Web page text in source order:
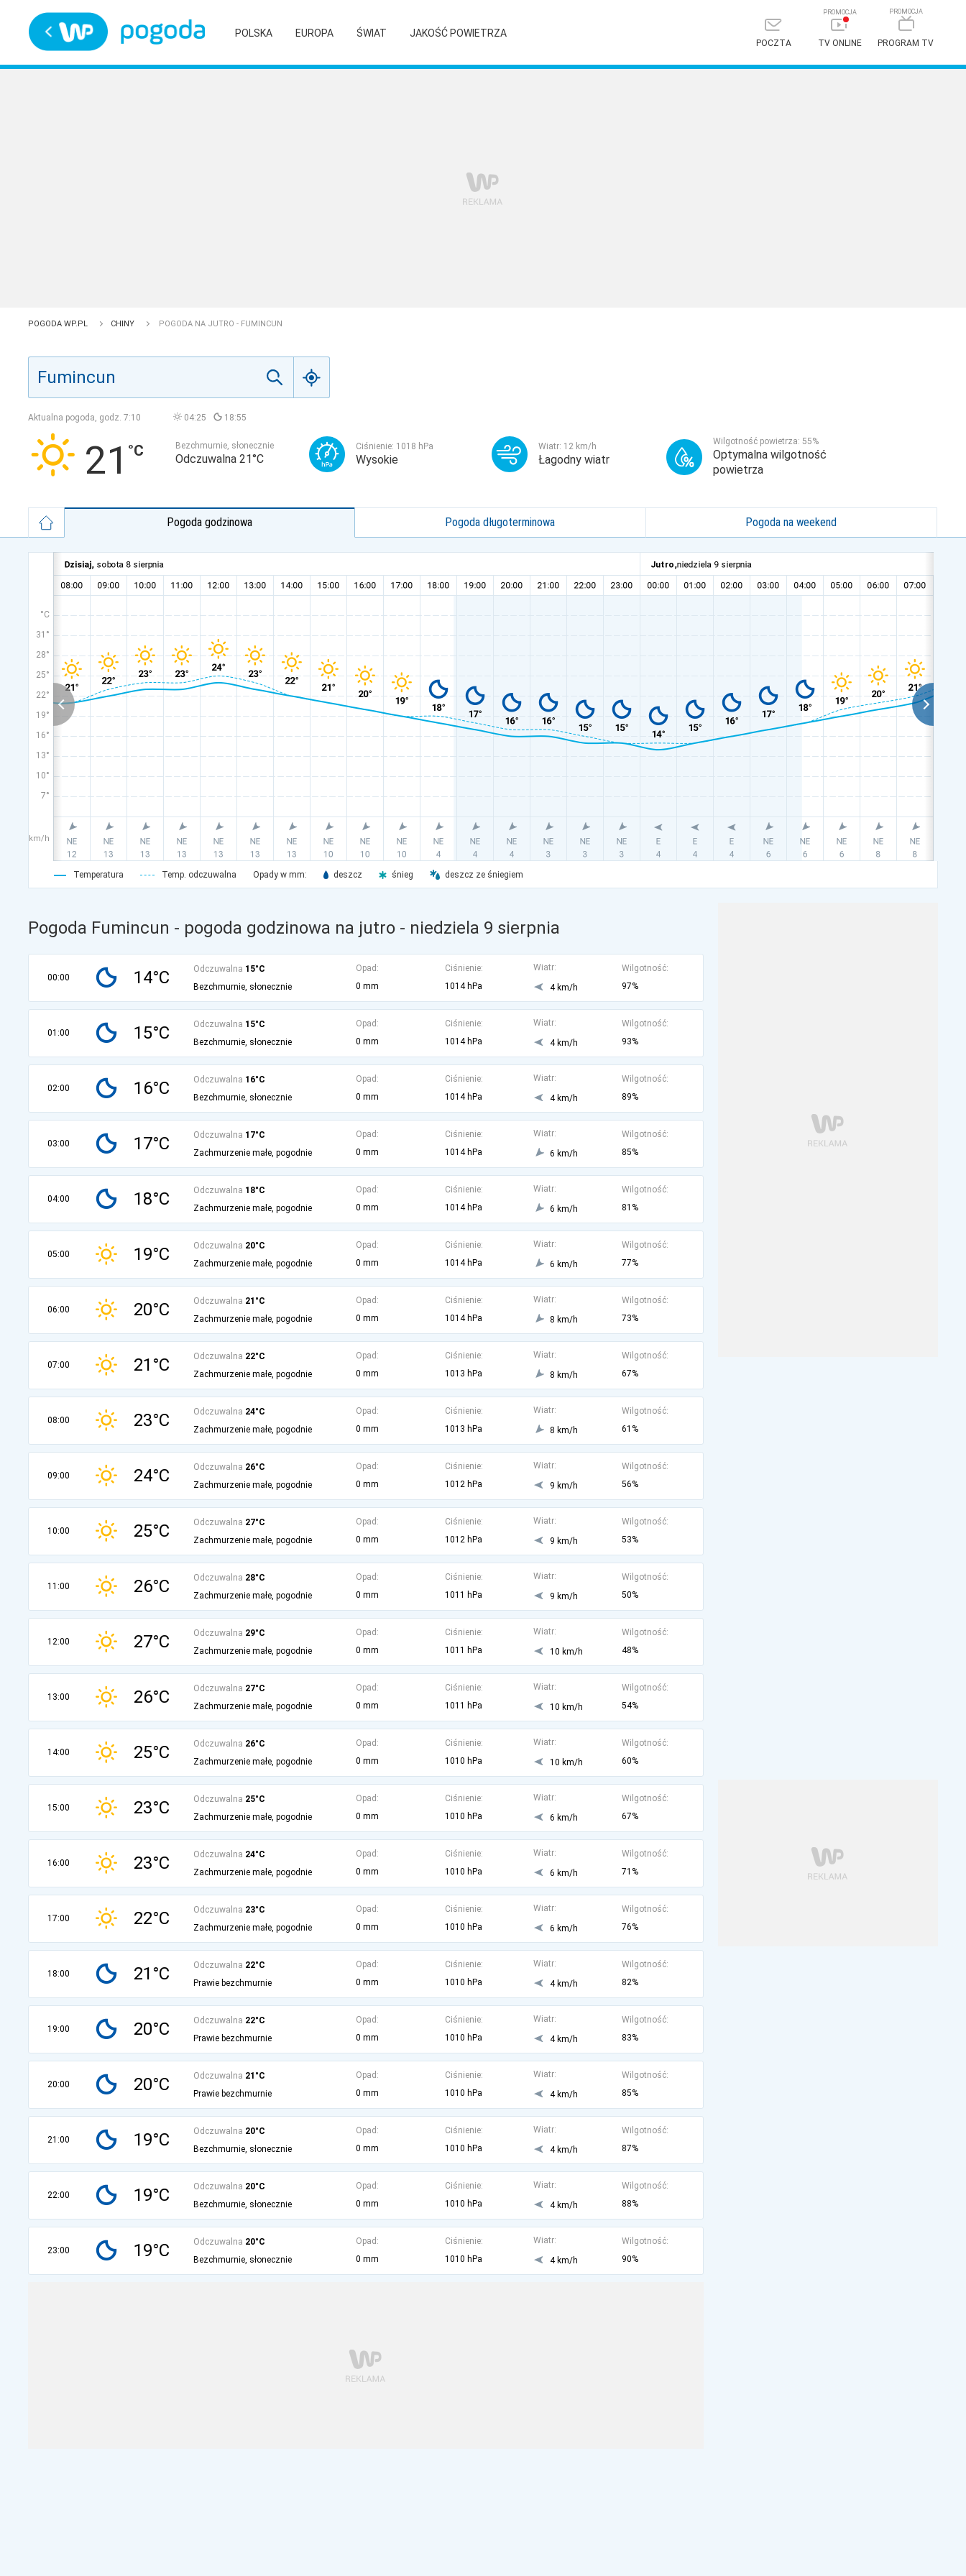
POLSKA EUROPA ŚWIAT JAKOŚĆ POWIETRZA
POCZTA TV ONLINE PROGRAM TV
POGODA WP.PL CHINY POGODA NA JUTRO - FUMINCUN
Aktualna pogoda, godz. 7:10 04:25 18:55
21 Bezchmurnie, słonecznie
Odczuwalna 21°C
Ciśnienie: 1018 hPa
Wysokie
Wiatr: 12 km/h
Łagodny wiatr
Wilgotność powietrza: 55%
Optymalna wilgotność
powietrza
Pogoda godzinowa Pogoda długoterminowa Pogoda na weekend
°C
31°
28°
25°
22°
19°
16°
13°
10°
7°
km/h
Temperatura Temp. odczuwalna Opady w mm: deszcz śnieg deszcz ze śniegiem
Pogoda Fumincun - pogoda godzinowa na jutro - niedziela 9 sierpnia
00:00 14°C Odczuwalna 15°C
Bezchmurnie, słonecznie
Opad:
0 mm
Ciśnienie:
1014 hPa
Wiatr:
4 km/h
Wilgotność:
97%
01:00 15°C Odczuwalna 15°C
Bezchmurnie, słonecznie
Opad:
0 mm
Ciśnienie:
1014 hPa
Wiatr:
4 km/h
Wilgotność:
93%
02:00 16°C Odczuwalna 16°C
Bezchmurnie, słonecznie
Opad:
0 mm
Ciśnienie:
1014 hPa
Wiatr:
4 km/h
Wilgotność:
89%
03:00 17°C Odczuwalna 17°C
Zachmurzenie małe, pogodnie
Opad:
0 mm
Ciśnienie:
1014 hPa
Wiatr:
6 km/h
Wilgotność:
85%
04:00 18°C Odczuwalna 18°C
Zachmurzenie małe, pogodnie
Opad:
0 mm
Ciśnienie:
1014 hPa
Wiatr:
6 km/h
Wilgotność:
81%
05:00 19°C Odczuwalna 20°C
Zachmurzenie małe, pogodnie
Opad:
0 mm
Ciśnienie:
1014 hPa
Wiatr:
6 km/h
Wilgotność:
77%
06:00 20°C Odczuwalna 21°C
Zachmurzenie małe, pogodnie
Opad:
0 mm
Ciśnienie:
1014 hPa
Wiatr:
8 km/h
Wilgotność:
73%
07:00 21°C Odczuwalna 22°C
Zachmurzenie małe, pogodnie
Opad:
0 mm
Ciśnienie:
1013 hPa
Wiatr:
8 km/h
Wilgotność:
67%
08:00 23°C Odczuwalna 24°C
Zachmurzenie małe, pogodnie
Opad:
0 mm
Ciśnienie:
1013 hPa
Wiatr:
8 km/h
Wilgotność:
61%
09:00 24°C Odczuwalna 26°C
Zachmurzenie małe, pogodnie
Opad:
0 mm
Ciśnienie:
1012 hPa
Wiatr:
9 km/h
Wilgotność:
56%
10:00 25°C Odczuwalna 27°C
Zachmurzenie małe, pogodnie
Opad:
0 mm
Ciśnienie:
1012 hPa
Wiatr:
9 km/h
Wilgotność:
53%
11:00 26°C Odczuwalna 28°C
Zachmurzenie małe, pogodnie
Opad:
0 mm
Ciśnienie:
1011 hPa
Wiatr:
9 km/h
Wilgotność:
50%
12:00 27°C Odczuwalna 29°C
Zachmurzenie małe, pogodnie
Opad:
0 mm
Ciśnienie:
1011 hPa
Wiatr:
10 km/h
Wilgotność:
48%
13:00 26°C Odczuwalna 27°C
Zachmurzenie małe, pogodnie
Opad:
0 mm
Ciśnienie:
1011 hPa
Wiatr:
10 km/h
Wilgotność:
54%
14:00 25°C Odczuwalna 26°C
Zachmurzenie małe, pogodnie
Opad:
0 mm
Ciśnienie:
1010 hPa
Wiatr:
10 km/h
Wilgotność:
60%
15:00 23°C Odczuwalna 25°C
Zachmurzenie małe, pogodnie
Opad:
0 mm
Ciśnienie:
1010 hPa
Wiatr:
6 km/h
Wilgotność:
67%
16:00 23°C Odczuwalna 24°C
Zachmurzenie małe, pogodnie
Opad:
0 mm
Ciśnienie:
1010 hPa
Wiatr:
6 km/h
Wilgotność:
71%
17:00 22°C Odczuwalna 23°C
Zachmurzenie małe, pogodnie
Opad:
0 mm
Ciśnienie:
1010 hPa
Wiatr:
6 km/h
Wilgotność:
76%
18:00 21°C Odczuwalna 22°C
Prawie bezchmurnie
Opad:
0 mm
Ciśnienie:
1010 hPa
Wiatr:
4 km/h
Wilgotność:
82%
19:00 20°C Odczuwalna 22°C
Prawie bezchmurnie
Opad:
0 mm
Ciśnienie:
1010 hPa
Wiatr:
4 km/h
Wilgotność:
83%
20:00 20°C Odczuwalna 21°C
Prawie bezchmurnie
Opad:
0 mm
Ciśnienie:
1010 hPa
Wiatr:
4 km/h
Wilgotność:
85%
21:00 19°C Odczuwalna 20°C
Bezchmurnie, słonecznie
Opad:
0 mm
Ciśnienie:
1010 hPa
Wiatr:
4 km/h
Wilgotność:
87%
22:00 19°C Odczuwalna 20°C
Bezchmurnie, słonecznie
Opad:
0 mm
Ciśnienie:
1010 hPa
Wiatr:
4 km/h
Wilgotność:
88%
23:00 19°C Odczuwalna 20°C
Bezchmurnie, słonecznie
Opad:
0 mm
Ciśnienie:
1010 hPa
Wiatr:
4 km/h
Wilgotność:
90%